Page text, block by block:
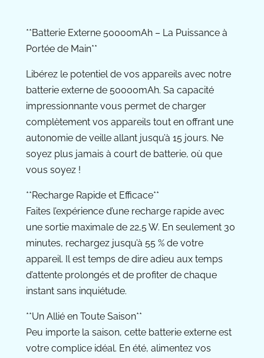
**Batterie Externe 50000mAh – La Puissance à
Portée de Main**
Libérez le potentiel de vos appareils avec notre
batterie externe de 50000mAh. Sa capacité
impressionnante vous permet de charger
complètement vos appareils tout en offrant une
autonomie de veille allant jusqu’à 15 jours. Ne
soyez plus jamais à court de batterie, où que
vous soyez !
**Recharge Rapide et Efficace**
Faites l’expérience d’une recharge rapide avec
une sortie maximale de 22,5 W. En seulement 30
minutes, rechargez jusqu’à 55 % de votre
appareil. Il est temps de dire adieu aux temps
d’attente prolongés et de profiter de chaque
instant sans inquiétude.
**Un Allié en Toute Saison**
Peu importe la saison, cette batterie externe est
votre complice idéal. En été, alimentez vos